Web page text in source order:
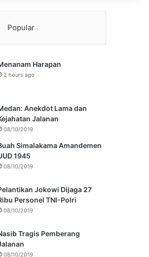
Popular
Harapan
2 hours ago
Anekdot Lama dan
Jalanan
08/10/2019
Simalakama Amandemen
1945
08/10/2019
Jokowi Dijaga 27
Personel TNI-Polri
08/10/2019
Tragis Pemberang
08/10/2019